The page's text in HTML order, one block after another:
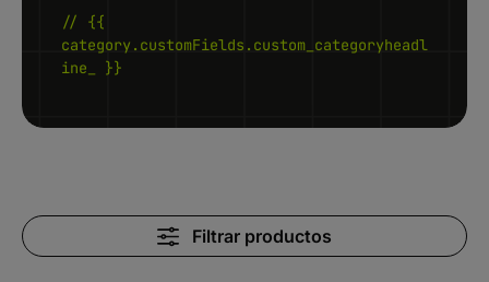
// {{
category.customFields.custom_categoryheadl
ine_ }}
Filtrar productos